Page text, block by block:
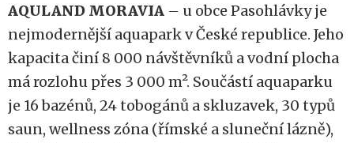
AQULAND MORAVIA – u obce Pasohlávky je
nejmodernější aquapark v České republice. Jeho
kapacita činí 8 000 návštěvníků a vodní plocha
má rozlohu přes 3 000 m². Součástí aquaparku
je 16 bazénů, 24 tobogánů a skluzavek, 30 typů
saun, wellness zóna (římské a sluneční lázně),